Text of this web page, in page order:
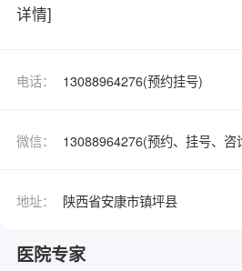
详情]
电话： 13088964276(预约挂号)
微信： 13088964276(预约、挂号、咨
地址： 陕西省安康市镇坪县
医院专家